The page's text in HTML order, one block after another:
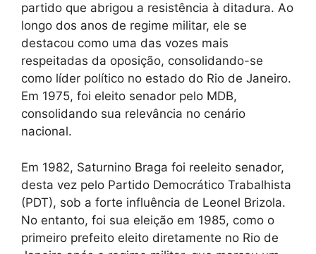
partido que abrigou a resistência à ditadura. Ao
longo dos anos de regime militar, ele se
destacou como uma das vozes mais
respeitadas da oposição, consolidando-se
como líder político no estado do Rio de Janeiro.
Em 1975, foi eleito senador pelo MDB,
consolidando sua relevância no cenário
nacional.
Em 1982, Saturnino Braga foi reeleito senador,
desta vez pelo Partido Democrático Trabalhista
(PDT), sob a forte influência de Leonel Brizola.
No entanto, foi sua eleição em 1985, como o
primeiro prefeito eleito diretamente no Rio de